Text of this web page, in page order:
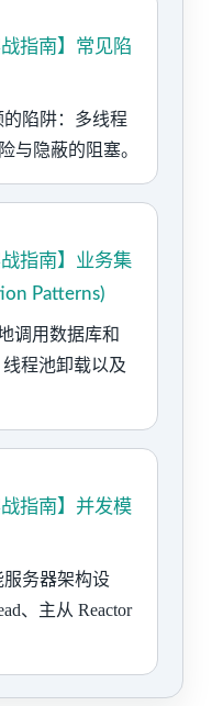
指南】常见陷
的陷阱：多线程
与隐蔽的阻塞。
指南】业务集
Patterns)
调用数据库和
程池卸载以及
指南】并发模
服务器架构设
、主从 Reactor